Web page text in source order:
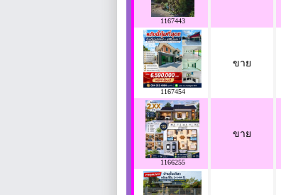
1167443
1167454
ขาย
1166255
ขาย